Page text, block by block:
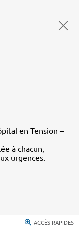
en Tension –
à chacun,
urgences.
ACCÈS RAPIDES